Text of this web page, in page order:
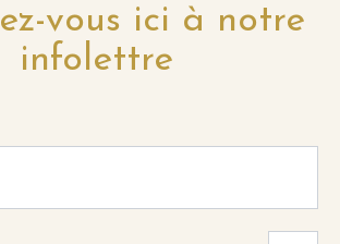
vous ici à notre
infolettre